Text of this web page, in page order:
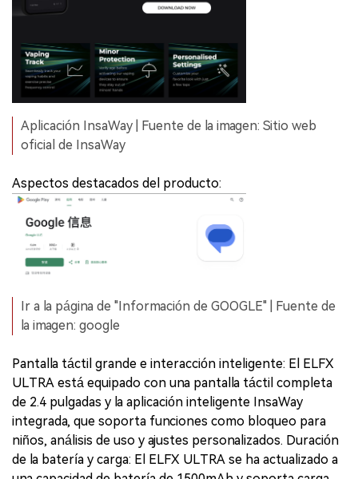
Aplicación InsaWay | Fuente de la imagen: Sitio web
oficial de InsaWay
Aspectos destacados del producto:
Ir a la página de "Información de GOOGLE" | Fuente de
la imagen: google
Pantalla táctil grande e interacción inteligente: El ELFX
ULTRA está equipado con una pantalla táctil completa
de 2.4 pulgadas y la aplicación inteligente InsaWay
integrada, que soporta funciones como bloqueo para
niños, análisis de uso y ajustes personalizados. Duración
de la batería y carga: El ELFX ULTRA se ha actualizado a